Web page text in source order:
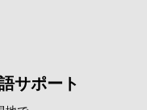
サポート